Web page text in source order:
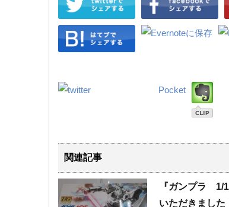
Pocket
関連記事
『ガンプラ 1/
いただきました